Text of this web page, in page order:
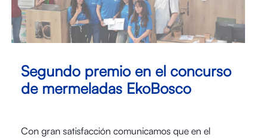
Segundo premio en el concurso
de mermeladas EkoBosco
Con gran satisfacción comunicamos que en el